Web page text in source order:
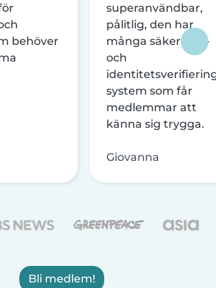
behöver
superanvändbar,
pålitlig, den har
många säkerhets-
och
system som får
medlemmar att
känna sig trygga.
Giovanna
Bli medlem!